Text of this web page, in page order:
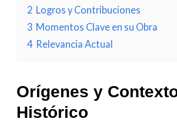
2 Logros y Contribuciones
3 Momentos Clave en su Obra
4 Relevancia Actual
Orígenes y
Histórico